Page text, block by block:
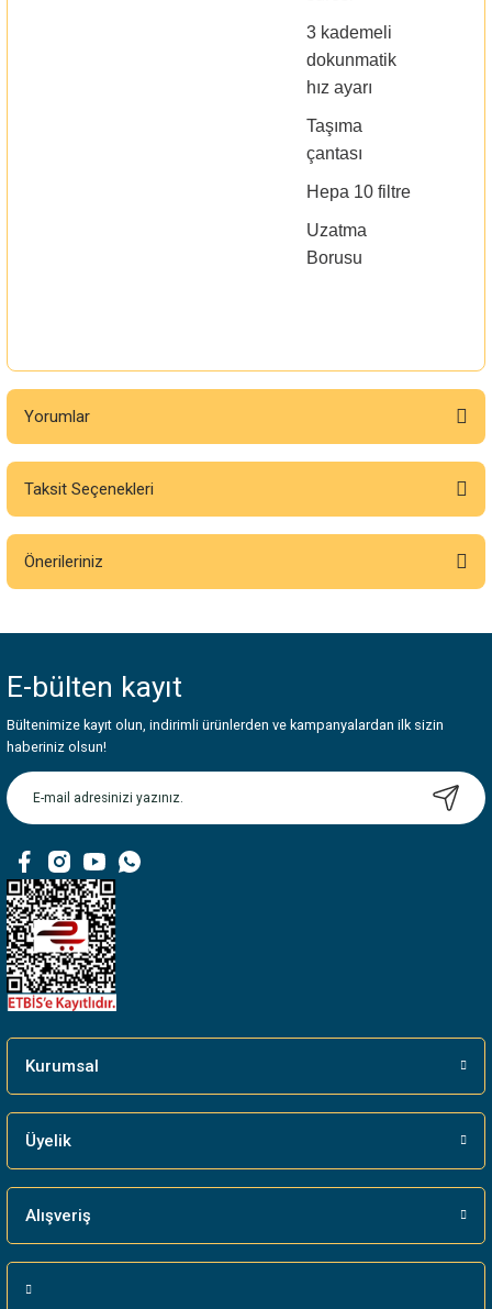
3 kademeli
dokunmatik
hız ayarı
Taşıma
çantası
Hepa 10 filtre
Uzatma
Borusu
Yorumlar
Bu ürüne ilk yorumu siz yapın!
Taksit Seçenekleri
Önerileriniz
Görüş ve önerileriniz için teşekkür ederiz.
Ürün resmi kalitesiz, bozuk veya görüntülenemiyor.
Ürün açıklamasında eksik bilgiler bulunuyor.
Ürün bilgilerinde hatalar bulunuyor.
Bu ürüne benzer farklı alternatifler olmalı.
E-bülten kayıt
Bültenimize kayıt olun, indirimli ürünlerden ve kampanyalardan ilk sizin
haberiniz olsun!
Kurumsal
Üyelik
Alışveriş